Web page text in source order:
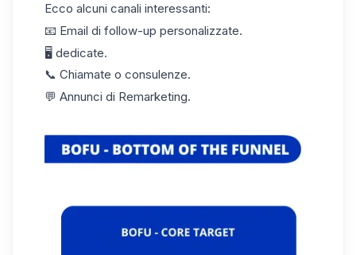
Ecco alcuni canali interessanti:
📧 Email di follow-up personalizzate.
🖥️ dedicate.
📞 Chiamate o consulenze.
💬 Annunci di Remarketing.